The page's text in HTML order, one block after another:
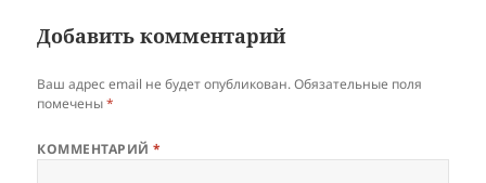
Добавить комментарий
Ваш адрес email не будет опубликован. Обязательные поля
помечены*
КОММЕНТАРИЙ*